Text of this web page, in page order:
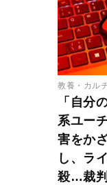
教養・カル
「自分
系ユー
害をか
し、ラ
殺…裁